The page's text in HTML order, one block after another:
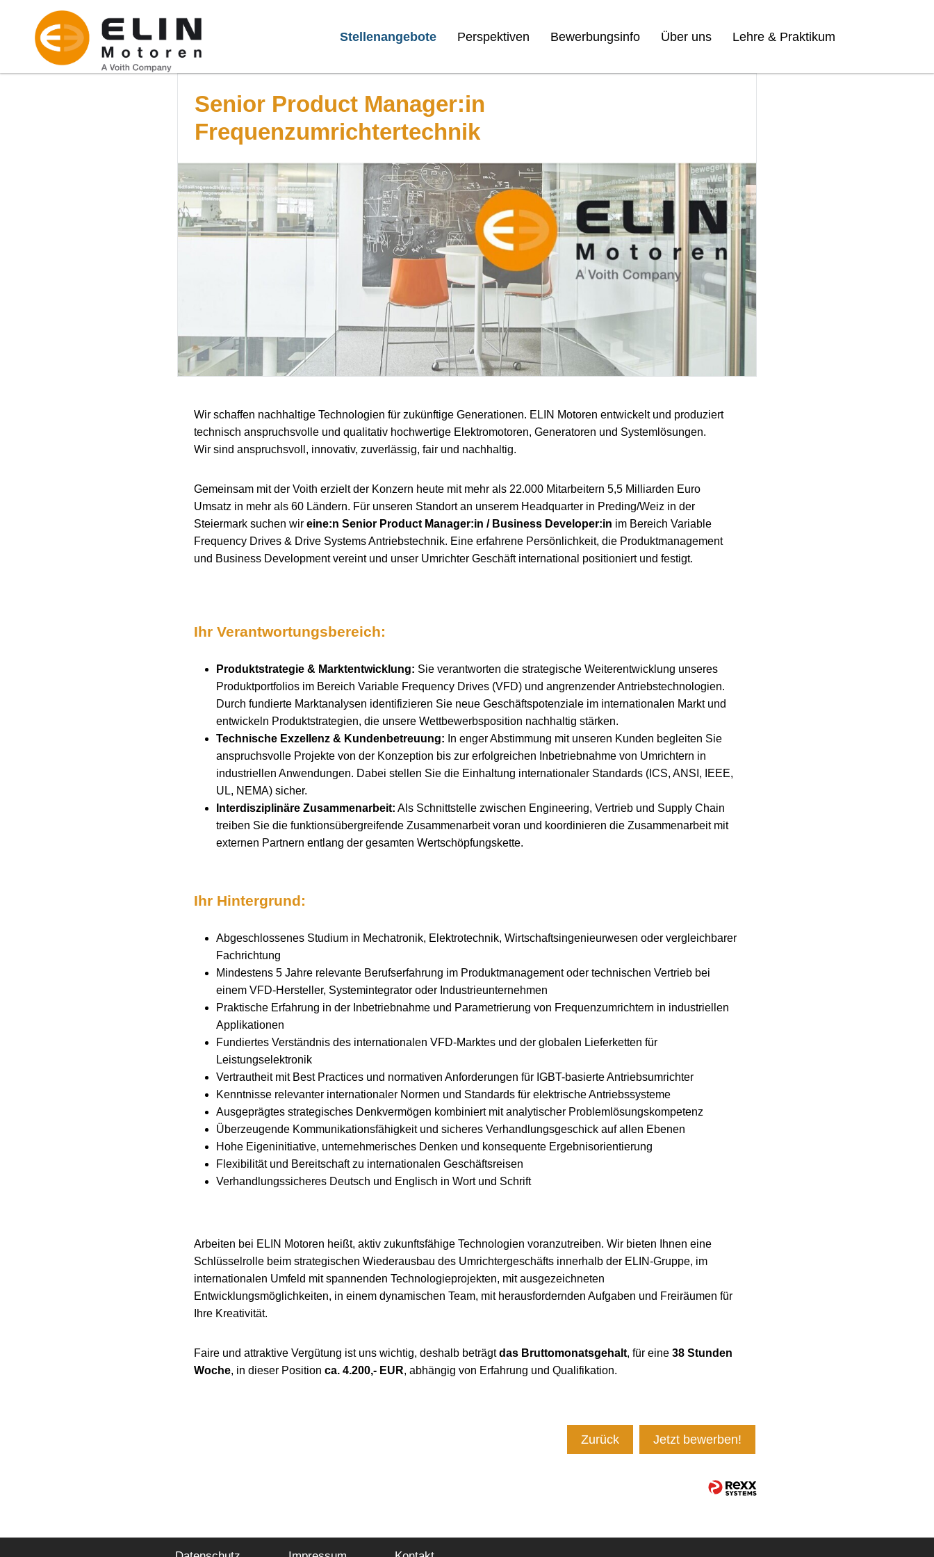
Stellenangebote Perspektiven Bewerbungsinfo Über uns Lehre & Praktikum
Senior Product Manager:in
Frequenzumrichtertechnik
Wir schaffen nachhaltige Technologien für zukünftige Generationen. ELIN Motoren entwickelt und produziert
technisch anspruchsvolle und qualitativ hochwertige Elektromotoren, Generatoren und Systemlösungen.
Wir sind anspruchsvoll, innovativ, zuverlässig, fair und nachhaltig.
Gemeinsam mit der Voith erzielt der Konzern heute mit mehr als 22.000 Mitarbeitern 5,5 Milliarden Euro
Umsatz in mehr als 60 Ländern. Für unseren Standort an unserem Headquarter in Preding/Weiz in der
Steiermark suchen wir eine:n Senior Product Manager:in / Business Developer:in im Bereich Variable
Frequency Drives & Drive Systems Antriebstechnik. Eine erfahrene Persönlichkeit, die Produktmanagement
und Business Development vereint und unser Umrichter Geschäft international positioniert und festigt.
Ihr Verantwortungsbereich:
Produktstrategie & Marktentwicklung: Sie verantworten die strategische Weiterentwicklung unseres
Produktportfolios im Bereich Variable Frequency Drives (VFD) und angrenzender Antriebstechnologien.
Durch fundierte Marktanalysen identifizieren Sie neue Geschäftspotenziale im internationalen Markt und
entwickeln Produktstrategien, die unsere Wettbewerbsposition nachhaltig stärken.
Technische Exzellenz & Kundenbetreuung: In enger Abstimmung mit unseren Kunden begleiten Sie
anspruchsvolle Projekte von der Konzeption bis zur erfolgreichen Inbetriebnahme von Umrichtern in
industriellen Anwendungen. Dabei stellen Sie die Einhaltung internationaler Standards (ICS, ANSI, IEEE,
UL, NEMA) sicher.
Interdisziplinäre Zusammenarbeit: Als Schnittstelle zwischen Engineering, Vertrieb und Supply Chain
treiben Sie die funktionsübergreifende Zusammenarbeit voran und koordinieren die Zusammenarbeit mit
externen Partnern entlang der gesamten Wertschöpfungskette.
Ihr Hintergrund:
Abgeschlossenes Studium in Mechatronik, Elektrotechnik, Wirtschaftsingenieurwesen oder vergleichbarer
Fachrichtung
Mindestens 5 Jahre relevante Berufserfahrung im Produktmanagement oder technischen Vertrieb bei
einem VFD-Hersteller, Systemintegrator oder Industrieunternehmen
Praktische Erfahrung in der Inbetriebnahme und Parametrierung von Frequenzumrichtern in industriellen
Applikationen
Fundiertes Verständnis des internationalen VFD-Marktes und der globalen Lieferketten für
Leistungselektronik
Vertrautheit mit Best Practices und normativen Anforderungen für IGBT-basierte Antriebsumrichter
Kenntnisse relevanter internationaler Normen und Standards für elektrische Antriebssysteme
Ausgeprägtes strategisches Denkvermögen kombiniert mit analytischer Problemlösungskompetenz
Überzeugende Kommunikationsfähigkeit und sicheres Verhandlungsgeschick auf allen Ebenen
Hohe Eigeninitiative, unternehmerisches Denken und konsequente Ergebnisorientierung
Flexibilität und Bereitschaft zu internationalen Geschäftsreisen
Verhandlungssicheres Deutsch und Englisch in Wort und Schrift
Arbeiten bei ELIN Motoren heißt, aktiv zukunftsfähige Technologien voranzutreiben. Wir bieten Ihnen eine
Schlüsselrolle beim strategischen Wiederausbau des Umrichtergeschäfts innerhalb der ELIN-Gruppe, im
internationalen Umfeld mit spannenden Technologieprojekten, mit ausgezeichneten
Entwicklungsmöglichkeiten, in einem dynamischen Team, mit herausfordernden Aufgaben und Freiräumen für
Ihre Kreativität.
Faire und attraktive Vergütung ist uns wichtig, deshalb beträgtdas Bruttomonatsgehalt, für eine 38 Stunden
Woche, in dieser Position ca. 4.200,- EUR, abhängig von Erfahrung und Qualifikation.
Zurück Jetzt bewerben!